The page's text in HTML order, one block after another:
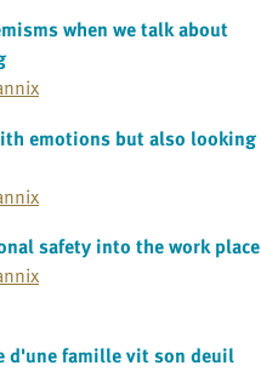
when we talk about
emotions but also looking
safety into the work place
d'une famille vit son deuil